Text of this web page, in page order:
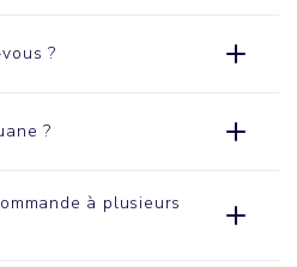
?
?
à plusieurs